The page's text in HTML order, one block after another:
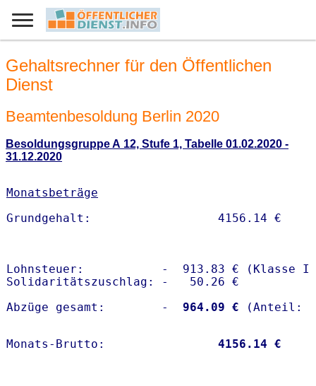
Gehaltsrechner für den Öffentlichen
Dienst
Beamtenbesoldung Berlin 2020
Besoldungsgruppe A 12, Stufe 1, Tabelle 01.02.2020 -
31.12.2020
Monatsbeträge
Lohnsteuer:           -  913.83 € (Klasse I)
Solidaritätszuschlag: -   50.26 €
Abzüge gesamt:        -
  964.09 €
Monats-Brutto: 4156.14 €